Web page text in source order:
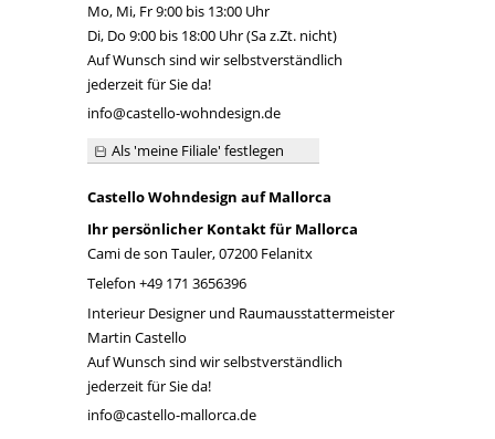
Mo, Mi, Fr 9:00 bis 13:00 Uhr
Di, Do 9:00 bis 18:00 Uhr (Sa z.Zt. nicht)
Auf Wunsch sind wir selbstverständlich
jederzeit für Sie da!
info@castello-wohndesign.de
Als 'meine Filiale' festlegen
Castello Wohndesign auf Mallorca
Ihr persönlicher Kontakt für Mallorca
Cami de son Tauler, 07200 Felanitx
Telefon +49 171 3656396
Interieur Designer und Raumausstattermeister
Martin Castello
Auf Wunsch sind wir selbstverständlich
jederzeit für Sie da!
info@castello-mallorca.de